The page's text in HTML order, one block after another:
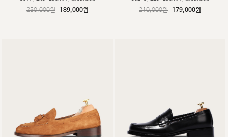
250,000원 189,000원 210,000원 179,000원